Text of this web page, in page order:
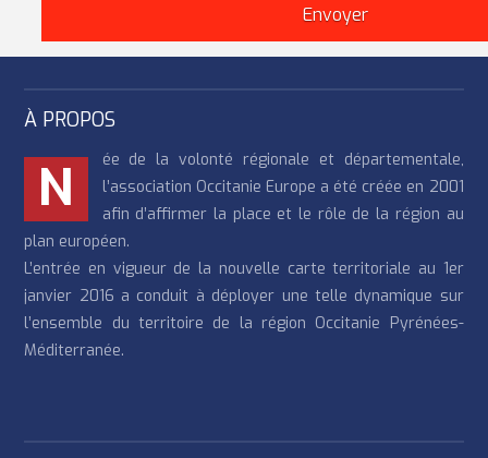
À PROPOS
N
ée de la volonté régionale et départementale,
l’association Occitanie Europe a été créée en 2001
afin d’affirmer la place et le rôle de la région au
plan européen.
L’entrée en vigueur de la nouvelle carte territoriale au 1er
janvier 2016 a conduit à déployer une telle dynamique sur
l’ensemble du territoire de la région Occitanie Pyrénées-
Méditerranée.